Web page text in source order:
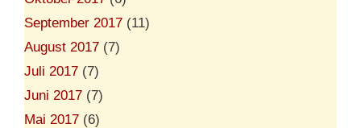
September 2017 (11)
August 2017 (7)
Juli 2017 (7)
Juni 2017 (7)
Mai 2017 (6)